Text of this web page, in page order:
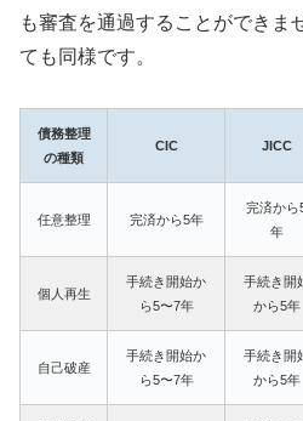
も審査を通過することができま
ても同様です。
債務整理
の種類
CIC JICC
任意整理 完済から5年
完済から
年
個人再生
手続き開始か
ら5〜7年
手続き開
から5年
自己破産
手続き開始か
ら5〜7年
手続き開
から5年